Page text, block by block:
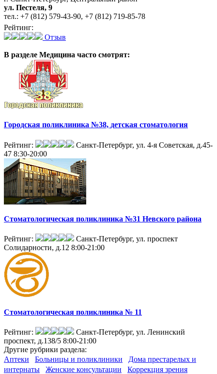
ул. Пестеля, 9
тел.: +7 (812) 579-43-90, +7 (812) 719-85-78
Рейтинг:
Отзыв
В разделе Медицина часто смотрят:
Городская поликлиника №38, детская стоматология
Рейтинг:
Санкт-Петербург, ул. 4-я Советская, д.45-
47 8:30-20:00
Стоматологическая поликлиника №31 Невского района
Рейтинг:
Санкт-Петербург, ул. проспект
Солидарности, д.12 8:00-21:00
Стоматологическая поликлиника № 11
Рейтинг:
Санкт-Петербург, ул. Ленинский
проспект, д.138/5 8:00-21:00
Другие рубрики раздела:
Аптеки
Больницы и поликлиники
Дома престарелых и
интернаты
Женские консультации
Коррекция зрения